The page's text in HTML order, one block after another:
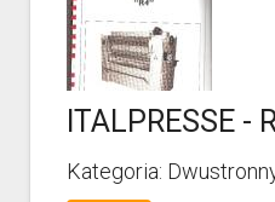
ITALPRESSE -
Kategoria: